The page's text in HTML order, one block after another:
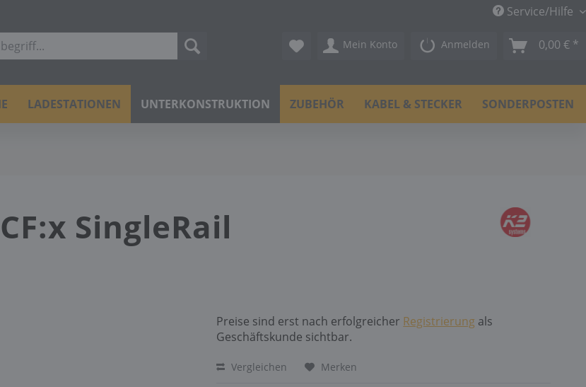
Service/Hilfe
Mein Konto Anmelden 0,00 € *
LADESTATIONEN UNTERKONSTRUKTION ZUBEHÖR KABEL & STECKER SONDERPOSTEN
SingleRail
Preise sind erst nach erfolgreicher Registrierung als
Geschäftskunde sichtbar.
Vergleichen Merken